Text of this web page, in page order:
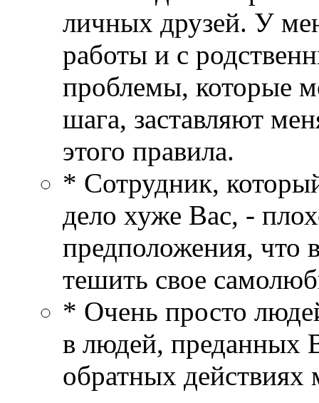
личных друзей. У
работы и с
проблемы, которые
шага, заставляют
этого правила.
* Сотрудник,
дело хуже Вас, -
предположения, что
тешить свое
* Очень просто
в людей, преданных
обратных действиях